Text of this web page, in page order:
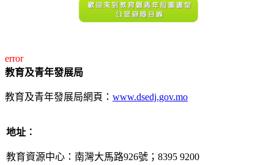
error
教育及青年發展局
教育及青年發展局網頁： www.dsedj.gov.mo
地址︰
教育資源中心：南灣大馬路926號；8395 9200